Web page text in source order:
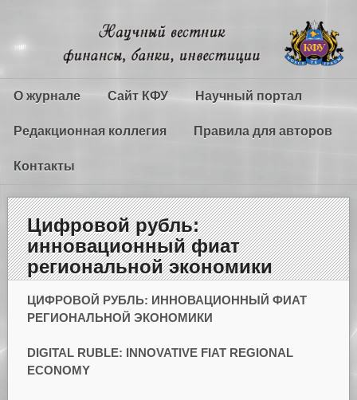
О журнале Сайт КФУ Научный портал
Редакционная коллегия Правила для авторов
Контакты
Цифровой рубль:
инновационный фиат
региональной экономики
ЦИФРОВОЙ РУБЛЬ: ИННОВАЦИОННЫЙ ФИАТ
РЕГИОНАЛЬНОЙ ЭКОНОМИКИ
DIGITAL RUBLE: INNOVATIVE FIAT REGIONAL
ECONOMY